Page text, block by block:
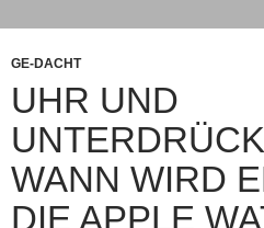
GE-DACHT
UHR UND
WANN WIRD
DIE APPLE